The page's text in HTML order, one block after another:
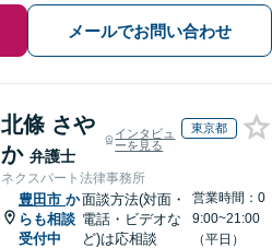
メールでお問い合わせ
北條 さや
か 弁護士
インタビュ
ーを見る
東京都
ネクスパート法律事務所
豊田市 か
らも相談
受付中
面談方法(対面・
電話・ビデオな
ど)は応相談
営業時間：0
9:00~21:00
（平日）